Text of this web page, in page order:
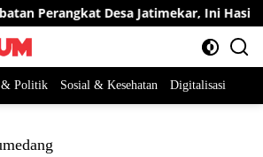
Perangkat Desa Jatimekar, Ini Hasil
& Politik Sosial & Kesehatan Digitalisasi